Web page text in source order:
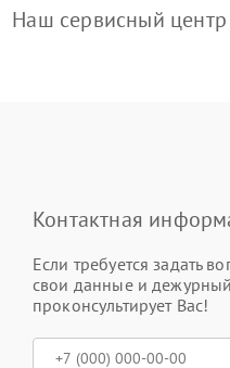
Наш сервисный
Контактная
Если требуется задать
свои данные и
проконсультирует Вас!